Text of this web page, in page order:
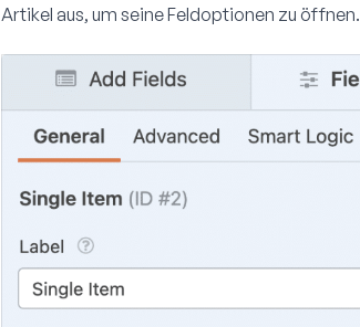
Artikel aus, um seine Feldoptionen zu öffnen.